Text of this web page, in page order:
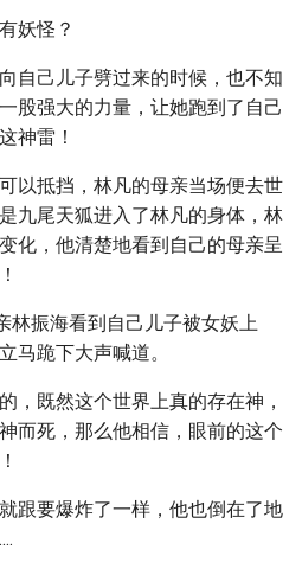
妖怪？
自己儿子劈过来的时候，也不知
股强大的力量，让她跑到了自己
神雷！
以抵挡，林凡的母亲当场便去世
九尾天狐进入了林凡的身体，林
化，他清楚地看到自己的母亲呈
林振海看到自己儿子被女妖上
马跪下大声喊道。
，既然这个世界上真的存在神，
而死，那么他相信，眼前的这个
跟要爆炸了一样，他也倒在了地